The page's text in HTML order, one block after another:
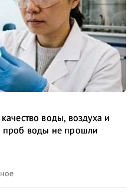
воды, воздуха и
воды не прошли